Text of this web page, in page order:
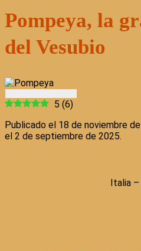
Pompeya, la
del Vesubio
5 (6)
Publicado el 18 de noviembre
el 2 de septiembre de 2025.
Italia –